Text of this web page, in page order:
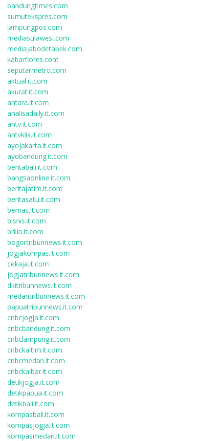
bandungtimes.com
sumutekspres.com
lampungpos.com
mediasulawesi.com
mediajabodetabek.com
kabarflores.com
seputarmetro.com
aktual.it.com
akurat.it.com
antara.it.com
analisadaily.it.com
antv.it.com
antvklik.it.com
ayojakarta.it.com
ayobandung.it.com
beritabali.it.com
bangsaonline.it.com
beritajatim.it.com
beritasatu.it.com
bernas.it.com
bisnis.it.com
brilio.it.com
bogortribunnews.it.com
jogjakompas.it.com
cekaja.it.com
jogjatribunnews.it.com
dkitribunnews.it.com
medantribunnews.it.com
papuatribunnews.it.com
cnbcjogja.it.com
cnbcbandung.it.com
cnbclampung.it.com
cnbckaltim.it.com
cnbcmedan.it.com
cnbckalbar.it.com
detikjogja.it.com
detikpapua.it.com
detikbali.it.com
kompasbali.it.com
kompasjogja.it.com
kompasmedan.it.com